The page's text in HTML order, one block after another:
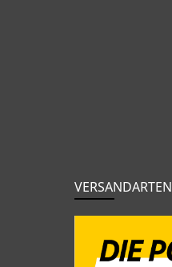
VERSANDARTEN